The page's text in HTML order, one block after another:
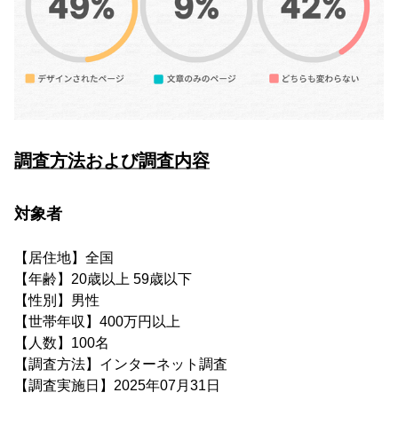
調査方法および調査内容
対象者
【居住地】全国
【年齢】20歳以上 59歳以下
【性別】男性
【世帯年収】400万円以上
【人数】100名
【調査方法】インターネット調査
【調査実施日】2025年07月31日